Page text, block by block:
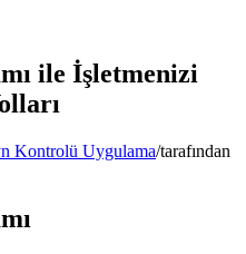
ile İşletmenizi
Kontrolü Uygulama/tarafından